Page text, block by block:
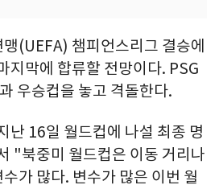
(UEFA) 챔피언스리그 결승에
지막에 합류할 전망이다. PSG
우승컵을 놓고 격돌한다.
난 16일 월드컵에 나설 최종 명
"북중미 월드컵은 이동 거리나
가 많다. 변수가 많은 이번 월